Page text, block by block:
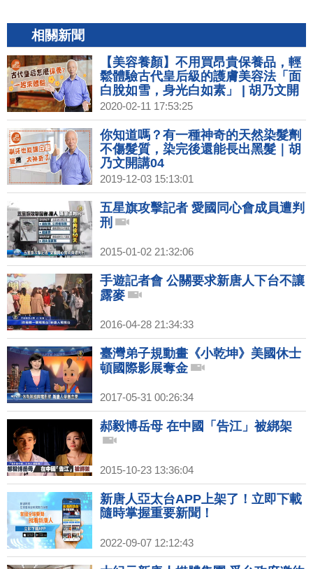
相關新聞
【美容養顏】不用買昂貴保養品，輕
鬆體驗古代皇后級的護膚美容法「面
白脫如雪，身光白如素」 | 胡乃文開
講02
2020-02-11 17:53:25
你知道嗎？有一種神奇的天然染髮劑
不傷髮質，染完後還能長出黑髮｜胡
乃文開講04
2019-12-03 15:13:01
五星旗攻擊記者 愛國同心會成員遭判
刑
2015-01-02 21:32:06
手遊記者會 公關要求新唐人下台不讓
露麥
2016-04-28 21:34:33
臺灣弟子規動畫《小乾坤》美國休士
頓國際影展奪金
2017-05-31 00:26:34
郝毅博岳母 在中國「告江」被綁架
2015-10-23 13:36:04
新唐人亞太台APP上架了！立即下載
隨時掌握重要新聞！
2022-09-07 12:12:43